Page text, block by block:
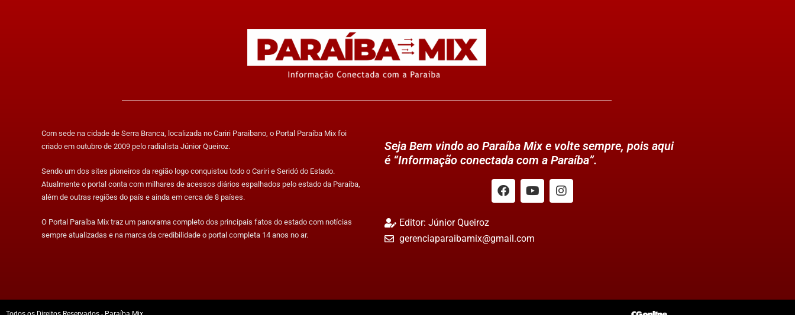
Com sede na cidade de Serra Branca, localizada no Cariri Paraibano, o Portal Paraíba Mix foi
criado em outubro de 2009 pelo radialista Júnior Queiroz.
Sendo um dos sites pioneiros da região logo conquistou todo o Cariri e Seridó do Estado.
Atualmente o portal conta com milhares de acessos diários espalhados pelo estado da Paraíba,
além de outras regiões do país e ainda em cerca de 8 países.
O Portal Paraíba Mix traz um panorama completo dos principais fatos do estado com notícias
sempre atualizadas e na marca da credibilidade o portal completa 14 anos no ar.
Seja Bem vindo ao Paraíba Mix e volte sempre, pois aqui
é “Informação conectada com a Paraíba”.
Editor: Júnior Queiroz
gerenciaparaibamix@gmail.com